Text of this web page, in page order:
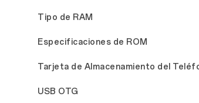
Tipo de RAM
Especificaciones de ROM
Tarjeta de Almacenamiento del
USB OTG